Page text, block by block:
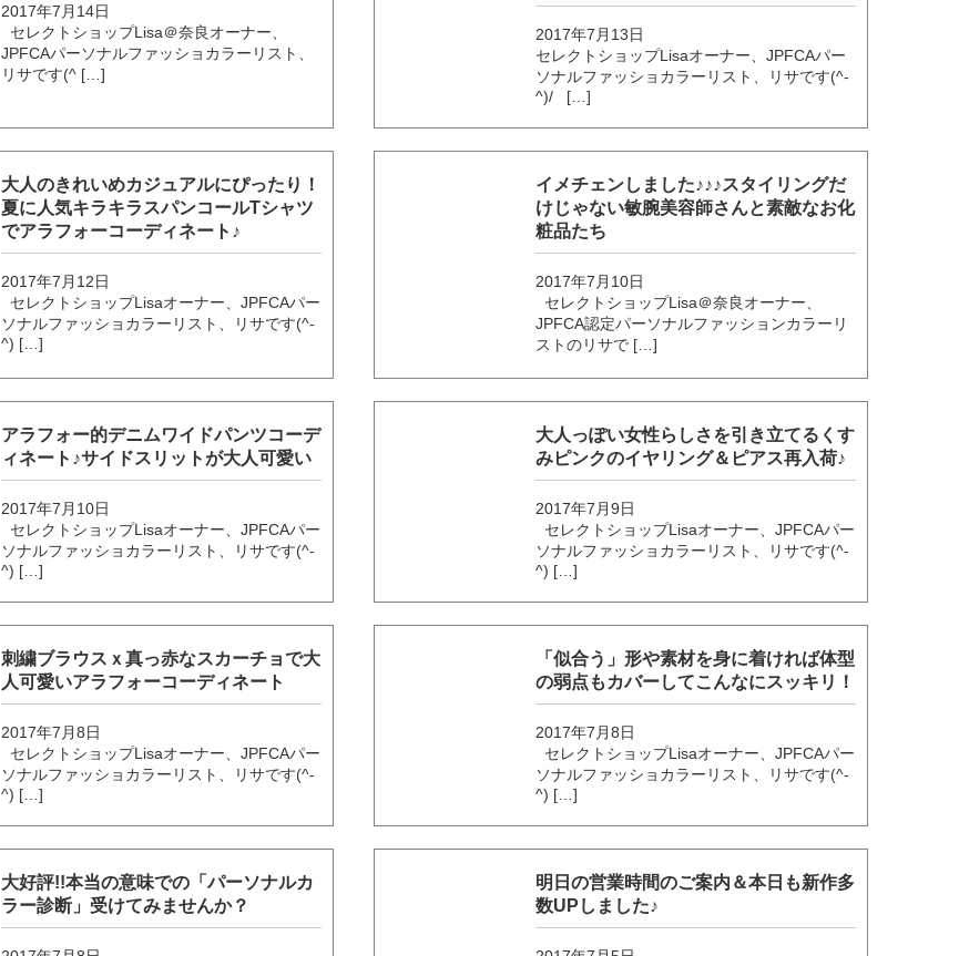
2017年7月14日
セレクトショップLisa＠奈良オーナー、
JPFCAパーソナルファッショカラーリスト、
リサです(^ […]
2017年7月13日
セレクトショップLisaオーナー、JPFCAパー
ソナルファッショカラーリスト、リサです(^-
^)/ […]
大人のきれいめカジュアルにぴったり！
夏に人気キラキラスパンコールTシャツ
でアラフォーコーディネート♪
2017年7月12日
セレクトショップLisaオーナー、JPFCAパー
ソナルファッショカラーリスト、リサです(^-
^) […]
イメチェンしました♪♪♪スタイリングだ
けじゃない敏腕美容師さんと素敵なお化
粧品たち
2017年7月10日
セレクトショップLisa＠奈良オーナー、
JPFCA認定パーソナルファッションカラーリ
ストのリサで […]
アラフォー的デニムワイドパンツコーデ
ィネート♪サイドスリットが大人可愛い
2017年7月10日
セレクトショップLisaオーナー、JPFCAパー
ソナルファッショカラーリスト、リサです(^-
^) […]
大人っぽい女性らしさを引き立てるくす
みピンクのイヤリング＆ピアス再入荷♪
2017年7月9日
セレクトショップLisaオーナー、JPFCAパー
ソナルファッショカラーリスト、リサです(^-
^) […]
刺繍ブラウスｘ真っ赤なスカーチョで大
人可愛いアラフォーコーディネート
2017年7月8日
セレクトショップLisaオーナー、JPFCAパー
ソナルファッショカラーリスト、リサです(^-
^) […]
「似合う」形や素材を身に着ければ体型
の弱点もカバーしてこんなにスッキリ！
2017年7月8日
セレクトショップLisaオーナー、JPFCAパー
ソナルファッショカラーリスト、リサです(^-
^) […]
大好評!!本当の意味での「パーソナルカ
ラー診断」受けてみませんか？
明日の営業時間のご案内＆本日も新作多
数UPしました♪